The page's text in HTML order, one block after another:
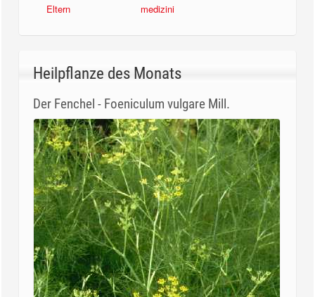
Eltern medizini
Heilpflanze des Monats
Der Fenchel - Foeniculum vulgare Mill.